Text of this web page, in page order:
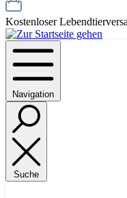
Kostenloser
Navigation
Suche